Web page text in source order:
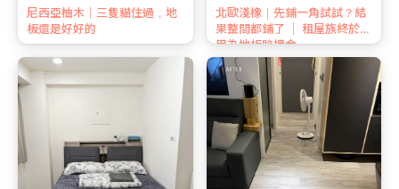
尼西亞柚木｜三隻貓住過，地
板還是好好的
北歐淺橡｜先鋪一角試試？結
果整間都鋪了 ｜ 租屋族終於不
用為地板賠押金